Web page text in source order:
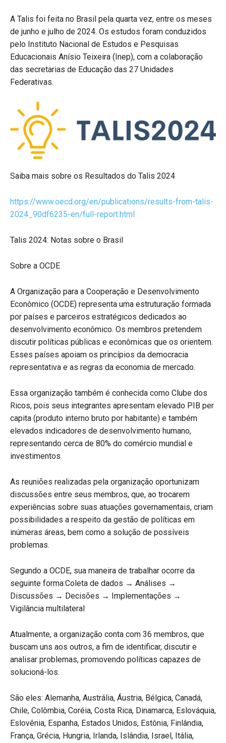
A Talis foi feita no Brasil pela quarta vez, entre os meses
de junho e julho de 2024. Os estudos foram conduzidos
pelo Instituto Nacional de Estudos e Pesquisas
Educacionais Anísio Teixeira (Inep), com a colaboração
das secretarias de Educação das 27 Unidades
Federativas.
Saiba mais sobre os Resultados do Talis 2024
https://www.oecd.org/en/publications/results-from-talis-
2024_90df6235-en/full-report.html
Talis 2024: Notas sobre o Brasil
Sobre a OCDE
A Organização para a Cooperação e Desenvolvimento
Econômico (OCDE) representa uma estruturação formada
por países e parceiros estratégicos dedicados ao
desenvolvimento econômico. Os membros pretendem
discutir políticas públicas e econômicas que os orientem.
Esses países apoiam os princípios da democracia
representativa e as regras da economia de mercado.
Essa organização também é conhecida como Clube dos
Ricos, pois seus integrantes apresentam elevado PIB per
capita (produto interno bruto por habitante) e também
elevados indicadores de desenvolvimento humano,
representando cerca de 80% do comércio mundial e
investimentos.
As reuniões realizadas pela organização oportunizam
discussões entre seus membros, que, ao trocarem
experiências sobre suas atuações governamentais, criam
possibilidades a respeito da gestão de políticas em
inúmeras áreas, bem como a solução de possíveis
problemas.
Segundo a OCDE, sua maneira de trabalhar ocorre da
seguinte forma:Coleta de dados → Análises →
Discussões → Decisões → Implementações →
Vigilância multilateral
Atualmente, a organização conta com 36 membros, que
buscam uns aos outros, a fim de identificar, discutir e
analisar problemas, promovendo políticas capazes de
solucioná-los.
São eles: Alemanha, Austrália, Áustria, Bélgica, Canadá,
Chile, Colômbia, Coréia, Costa Rica, Dinamarca, Eslováquia,
Eslovênia, Espanha, Estados Unidos, Estônia, Finlândia,
França, Grécia, Hungria, Irlanda, Islândia, Israel, Itália,